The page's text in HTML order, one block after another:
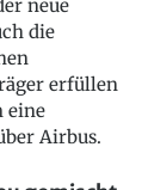
neue
die
erfüllen
eine
Airbus.